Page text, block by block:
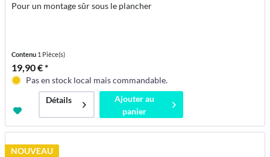
Pour un montage sûr sous le plancher
Contenu 1 Pièce(s)
19,90 € *
Pas en stock local mais commandable.
Détails
Ajouter au
panier
NOUVEAU